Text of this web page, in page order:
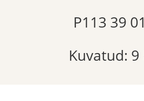
P113 39 01
Kuvatud: